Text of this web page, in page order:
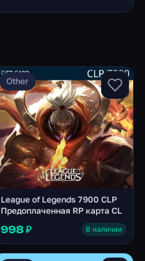
Other
League of Legends 7900 CLP
Предоплаченная RP карта CL
998 ₽ В наличии